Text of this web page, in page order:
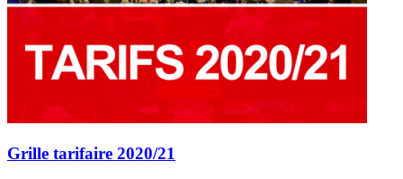
Grille tarifaire 2020/21